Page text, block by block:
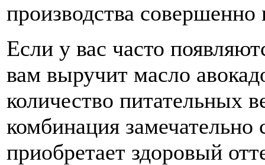
производства
Если у вас часто
вам выручит масло
количество питательных
комбинация замечательно
приобретает здоровый